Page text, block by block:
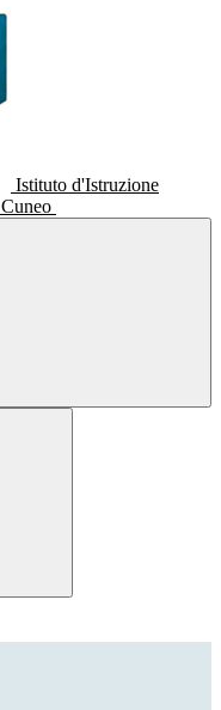
Istituto d'Istruzione
Cuneo